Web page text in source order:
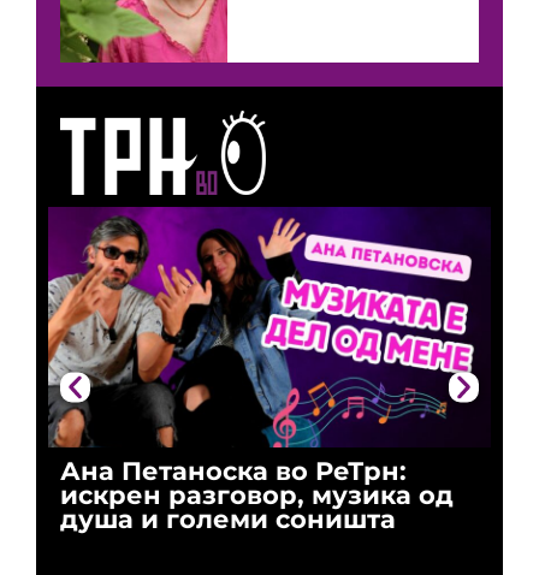
Ана Петаноска во РеТрн:
искрен разговор, музика од
душа и големи соништа